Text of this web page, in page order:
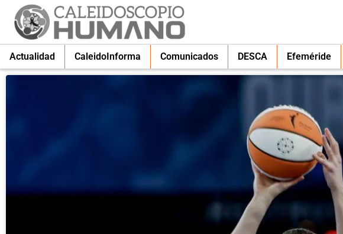
Actualidad CaleidoInforma Comunicados DESCA Efeméride